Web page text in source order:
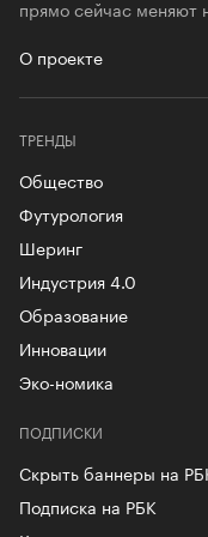
прямо сейчас меняют
О проекте
ТРЕНДЫ
Общество
Футурология
Шеринг
Индустрия 4.0
Образование
Инновации
Эко-номика
ПОДПИСКИ
Скрыть баннеры на
Подписка на РБК